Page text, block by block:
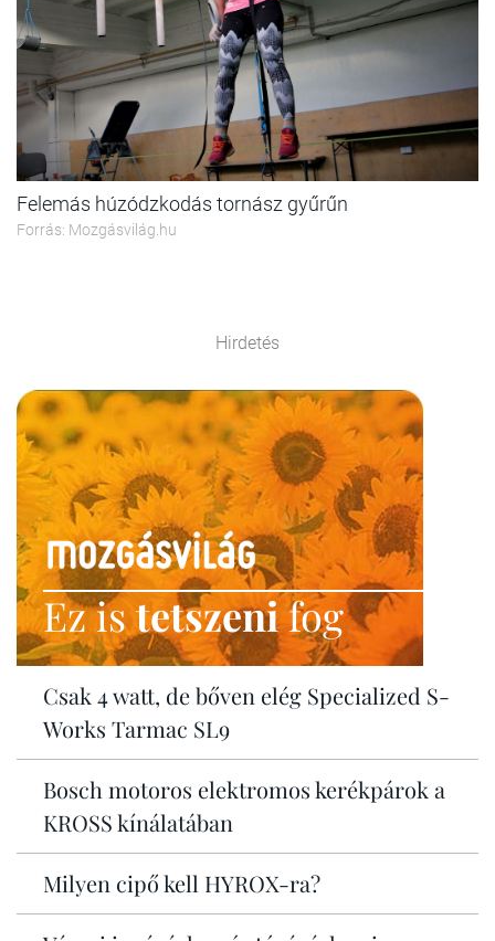
Felemás húzódzkodás tornász gyűrűn
Forrás: Mozgásvilág.hu
Hirdetés
Ez istetszenifog
Csak 4 watt, de bőven elég Specialized S-
Works Tarmac SL9
Bosch motoros elektromos kerékpárok a
KROSS kínálatában
Milyen cipő kell HYROX-ra?